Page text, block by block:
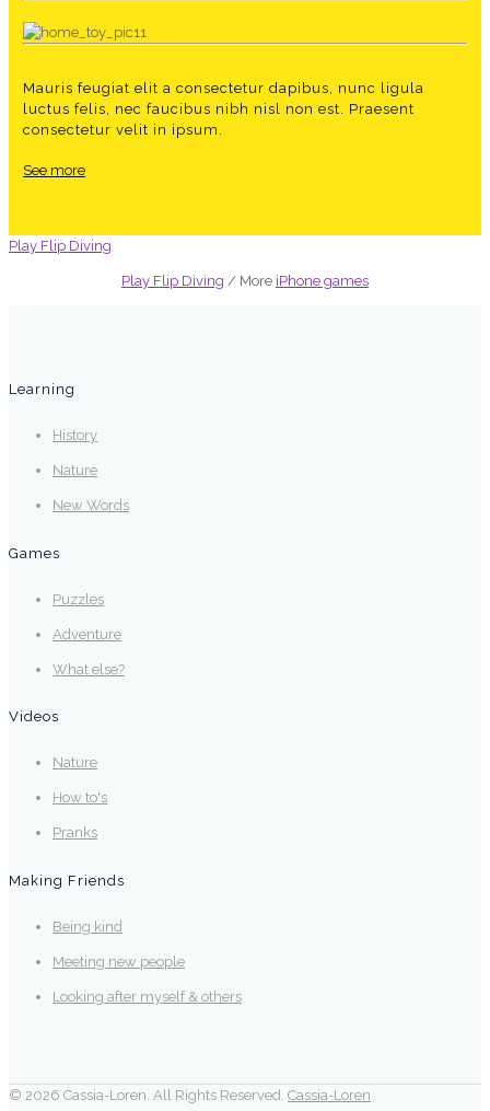
Mauris feugiat elit a consectetur dapibus, nunc ligula
luctus felis, nec faucibus nibh nisl non est. Praesent
consectetur velit in ipsum.
See more
Play Flip Diving
Play Flip Diving / More iPhone games
Learning
History
Nature
New Words
Games
Puzzles
Adventure
What else?
Videos
Nature
How to's
Pranks
Making Friends
Being kind
Meeting new people
Looking after myself & others
© 2026 Cassia-Loren. All Rights Reserved. Cassia-Loren